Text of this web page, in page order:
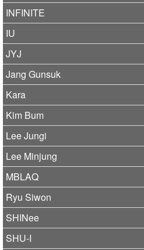
INFINITE
IU
JYJ
Jang Gunsuk
Kara
Kim Bum
Lee Jungi
Lee Minjung
MBLAQ
Ryu Siwon
SHINee
SHU-I